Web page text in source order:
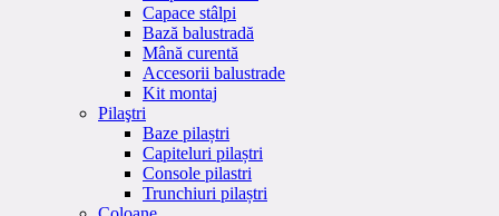
Capace stâlpi
Bază balustradă
Mână curentă
Accesorii balustrade
Kit montaj
Pilaştri
Baze pilaștri
Capiteluri pilaștri
Console pilastri
Trunchiuri pilaștri